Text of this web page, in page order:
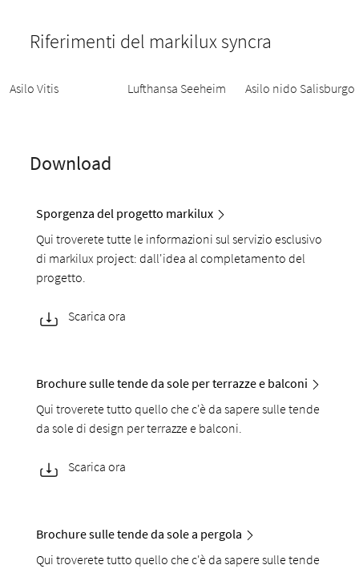
Riferimenti del markilux syncra
Asilo Vitis Lufthansa Seeheim Asilo nido Salisburgo
Download
Sporgenza del progetto markilux
Qui troverete tutte le informazioni sul servizio esclusivo
di markilux project: dall'idea al completamento del
progetto.
Scarica ora
Brochure sulle tende da sole per terrazze e balconi
Qui troverete tutto quello che c'è da sapere sulle tende
da sole di design per terrazze e balconi.
Scarica ora
Brochure sulle tende da sole a pergola
Qui troverete tutto quello che c'è da sapere sulle tende